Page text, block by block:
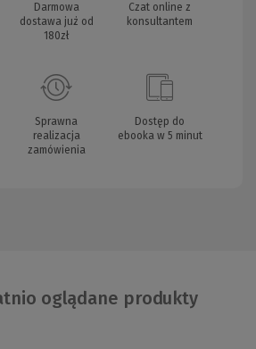
Darmowa
dostawa już od
180zł
Czat online z
konsultantem
Sprawna
realizacja
zamówienia
Dostęp do
ebooka w 5 minut
oglądane produkty